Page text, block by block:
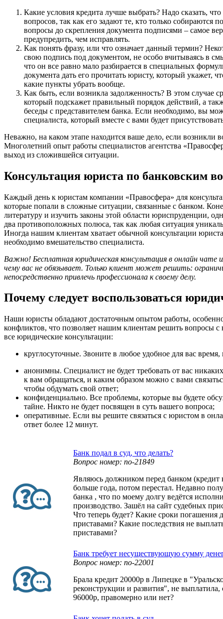
Какие условия кредита лучше выбрать? Надо сказать,
вопросов, так как его задают те, кто только собираются
вопросы до скрепления документа подписями – самое
предупредить, чем исправлять.
Как понять фразу, или что означает данный термин?
свою подпись под документом, не особо вчитываясь в
что он все равно мало разбирается в специальных
документа дать его прочитать юристу, который укажет,
какие пункты убрать вообще.
Как быть, если возникла задолженность? В этом случае
который подскажет правильный порядок действий, а
беседы с представителем банка. Если необходимо, вы
специалиста, который вместе с вами будет
Неважно, на каком этапе находится ваше дело, если возникли
Многолетний опыт работы специалистов агентства
выход из сложившейся ситуации.
Консультация юриста по банковским
Каждый день к юристам компании «Правосфера» для
которые попали в сложные ситуации, связанные с банком.
литературу и изучить законы этой области юриспруденции,
два противоположных полюса, так как любая ситуация
Иногда нашим клиентам хватает обычной консультации
необходимо вмешательство специалиста.
Важно! Бесплатная юридическая консультация в онлайн чате
чему вас не обязывает. Только клиент может решить:
непосредственно привлечь профессионала к своему делу.
Почему следует воспользоваться
Наши юристы обладают достаточным опытом работы,
конфликтов, что позволяет нашим клиентам решить вопросы
все юридические консультации:
круглосуточные. Звоните в любое удобное для вас
анонимны. Специалист не будет требовать от вас
к вам обращаться, и каким образом можно с вами
чтобы обдумать свой ответ;
конфиденциально. Все проблемы, которые вы будете
тайне. Никто не будет посвящен в суть вашего вопроса;
оперативные. Если вы решите связаться с юристом в
ответ более 12 минут.
Банк подал в суд, что делать?
Вопрос номер: no-21849
Являюсь должником перед банком
больше года, потом перестал. Недавно
банка , что по моему долгу ведётся
производство. Зашёл на сайт судебных
Что теперь будет? Какие сроки погашения
приставами? Какие последствия не
приставами?
Банк требует несуществующую сумму
Вопрос номер: no-22001
Брала кредит 20000р в Липецке в
реконструкции и развития", не выплатила,
96000р, правомерно или нет?